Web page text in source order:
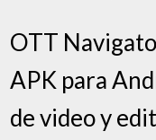
OTT
APK para
de video y